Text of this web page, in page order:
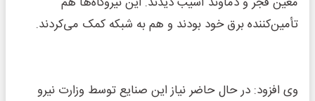
تأمین‌کننده برق خود بودند و هم به شبکه کمک می‌کردند.
وی افزود: در حال حاضر نیاز این صنایع توسط وزارت نیرو